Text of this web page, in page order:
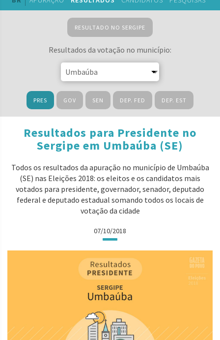
RESULTADO NO SERGIPE
Resultados da votação no município:
PRES GOV SEN DEP. FED DEP. EST
Resultados para Presidente no
Sergipe em Umbaúba (SE)
Todos os resultados da apuração no município de Umbaúba
(SE) nas Eleições 2018: os eleitos e os candidatos mais
votados para presidente, governador, senador, deputado
federal e deputado estadual somando todos os locais de
votação da cidade
07/10/2018